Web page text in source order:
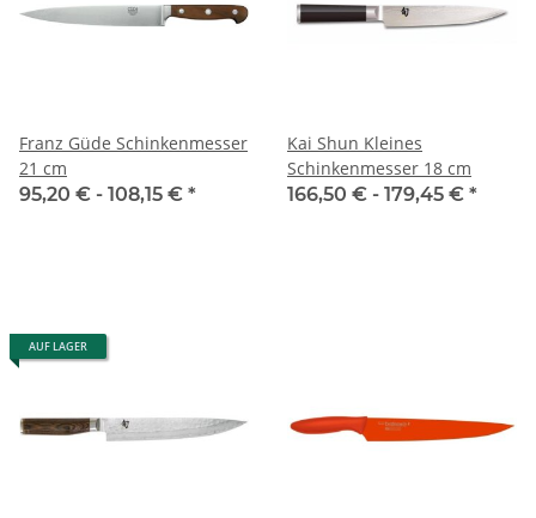
Franz Güde Schinkenmesser
21 cm
95,20 € - 108,15 € *
Kai Shun Kleines
Schinkenmesser 18 cm
166,50 € - 179,45 € *
AUF LAGER